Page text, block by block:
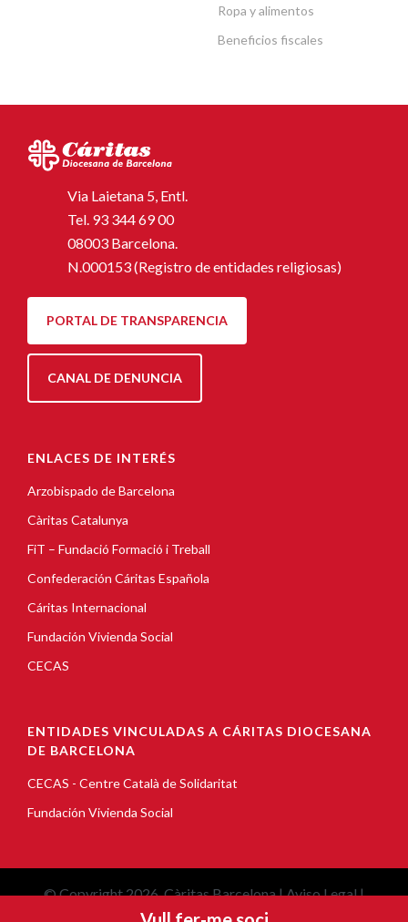
Ropa y alimentos
Beneficios fiscales
Via Laietana 5, Entl.
Tel. 93 344 69 00
08003 Barcelona.
N.000153 (Registro de entidades religiosas)
PORTAL DE TRANSPARENCIA
CANAL DE DENUNCIA
ENLACES DE INTERÉS
Arzobispado de Barcelona
Càritas Catalunya
FiT – Fundació Formació i Treball
Confederación Cáritas Española
Cáritas Internacional
Fundación Vivienda Social
CECAS
ENTIDADES VINCULADAS A CÁRITAS DIOCESANA
DE BARCELONA
CECAS - Centre Català de Solidaritat
Fundación Vivienda Social
© Copyright 2026, Càritas Barcelona |Aviso Legal|
Política de Cookies|Política de privacidad